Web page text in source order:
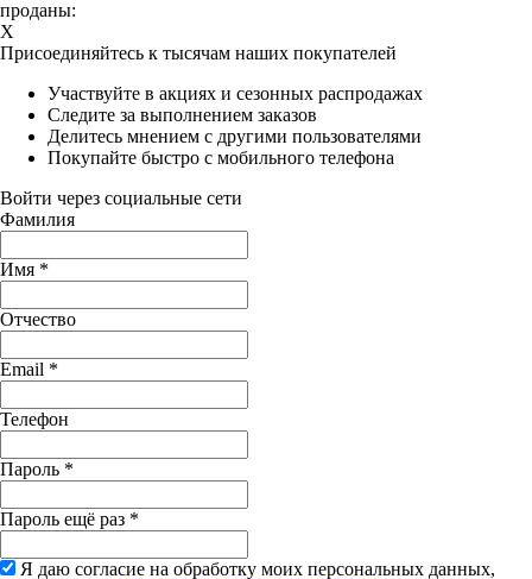
проданы:
X
Присоединяйтесь к тысячам наших покупателей
Участвуйте в акциях и сезонных распродажах
Следите за выполнением заказов
Делитесь мнением с другими пользователями
Покупайте быстро с мобильного телефона
Войти через социальные сети
Фамилия
Имя *
Отчество
Email *
Телефон
Пароль *
Пароль ещё раз *
Я даю согласие на обработку моих персональных данных,